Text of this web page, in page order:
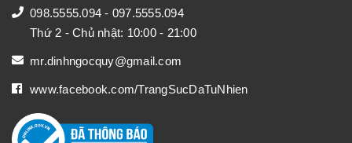
098.5555.094 - 097.5555.094
Thứ 2 - Chủ nhật: 10:00 - 21:00
mr.dinhngocquy@gmail.com
www.facebook.com/TrangSucDaTuNhien